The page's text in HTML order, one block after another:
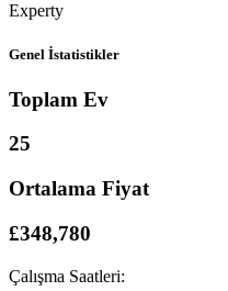
Experty
Genel İstatistikler
Toplam Ev
25
Ortalama Fiyat
£348,780
Çalışma Saatleri: